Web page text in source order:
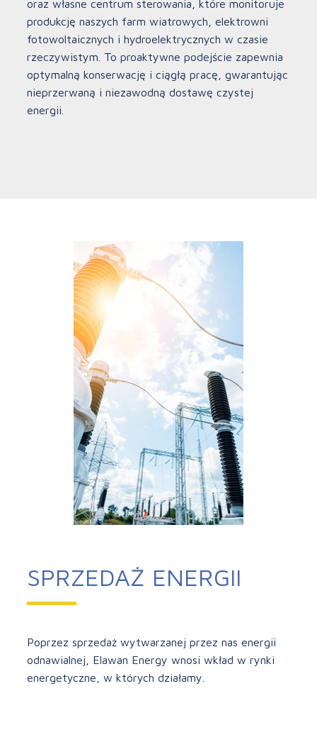
oraz własne centrum sterowania, które monitoruje
produkcję naszych farm wiatrowych, elektrowni
fotowoltaicznych i hydroelektrycznych w czasie
rzeczywistym. To proaktywne podejście zapewnia
optymalną konserwację i ciągłą pracę, gwarantując
nieprzerwaną i niezawodną dostawę czystej
energii.
SPRZEDAŻ ENERGII
Poprzez sprzedaż wytwarzanej przez nas energii
odnawialnej, Elawan Energy wnosi wkład w rynki
energetyczne, w których działamy.